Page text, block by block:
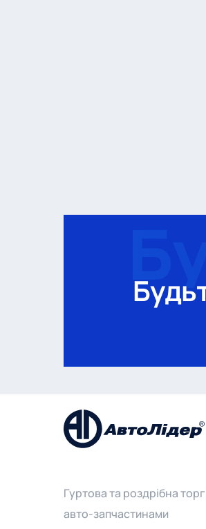
Гуртова та роздрібна
авто-запчастинами